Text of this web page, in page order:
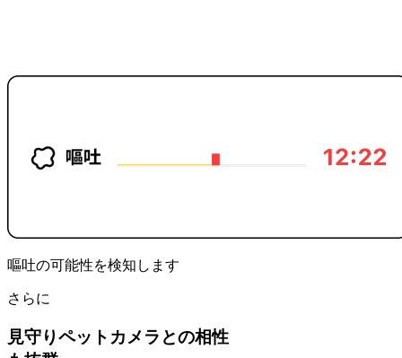
嘔吐の可能性を検知します
さらに
見守りペットカメラとの相性